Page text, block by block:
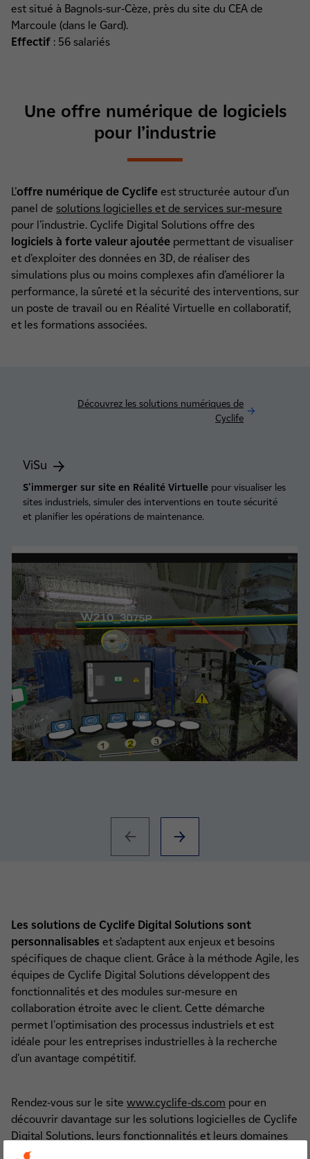
est situé à Bagnols-sur-Cèze, près du site du CEA de
Marcoule (dans le Gard).
Effectif : 56 salariés
Une offre numérique de logiciels
pour l’industrie
L’offre numérique de Cyclife est structurée autour d’un
panel de solutions logicielles et de services sur-mesure
pour l’industrie. Cyclife Digital Solutions offre des
logiciels à forte valeur ajoutée permettant de visualiser
et d’exploiter des données en 3D, de réaliser des
simulations plus ou moins complexes afin d’améliorer la
performance, la sûreté et la sécurité des interventions, sur
un poste de travail ou en Réalité Virtuelle en collaboratif,
et les formations associées.
Découvrez les solutions numériques de
Cyclife
ViSu
S'immerger sur site en Réalité Virtuelle pour visualiser les
sites industriels, simuler des interventions en toute sécurité
et planifier les opérations de maintenance.
Les solutions de Cyclife Digital Solutions sont
personnalisables et s’adaptent aux enjeux et besoins
spécifiques de chaque client. Grâce à la méthode Agile, les
équipes de Cyclife Digital Solutions développent des
fonctionnalités et des modules sur-mesure en
collaboration étroite avec le client. Cette démarche
permet l'optimisation des processus industriels et est
idéale pour les entreprises industrielles à la recherche
d’un avantage compétitif.
Rendez-vous sur le site www.cyclife-ds.com pour en
découvrir davantage sur les solutions logicielles de Cyclife
Digital Solutions, leurs fonctionnalités et leurs domaines
d’application.